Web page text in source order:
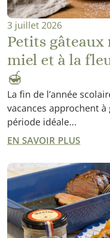
3 juillet 2026
Petits gâteaux
miel et à la
🍯
La fin de l’année
vacances approchent à
période idéale...
EN SAVOIR PLUS